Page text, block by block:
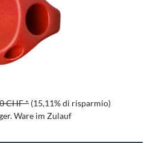
CHF * (15,11% di risparmio)
Ware im Zulauf